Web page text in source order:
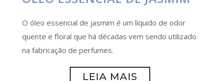
O óleo essencial de jasmim é um líquido de odor
quente e floral que há décadas vem sendo utilizado
na fabricação de perfumes.
LEIA MAIS